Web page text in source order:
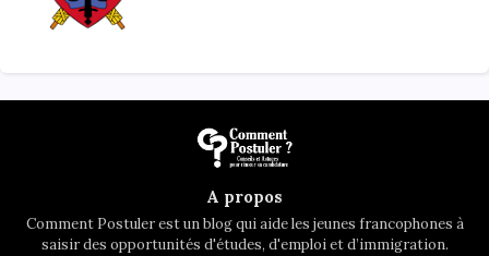
A propos
Comment Postuler est un blog qui aide les jeunes francophones à
saisir des opportunités d'études, d'emploi et d’immigration.